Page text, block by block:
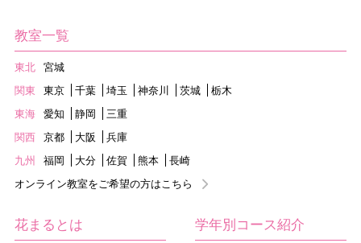
教室一覧
東北
宮城
関東
東京 千葉 埼玉 神奈川 茨城
栃木
東海
愛知 静岡
三重
関西
京都 大阪
兵庫
九州
福岡 大分 佐賀 熊本
長崎
オンライン教室をご希望の方はこちら
花まるとは 学年別コース紹介